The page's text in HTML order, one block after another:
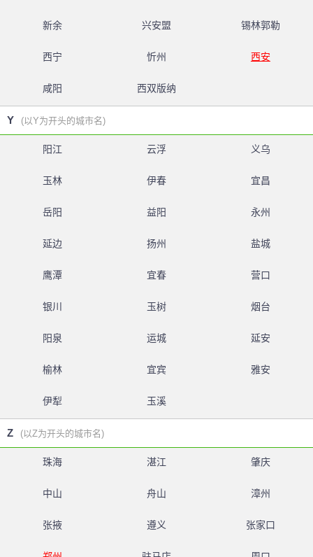
新余 兴安盟 锡林郭勒
西宁 忻州 西安
咸阳 西双版纳
Y (以Y为开头的城市名)
阳江 云浮 义乌
玉林 伊春 宜昌
岳阳 益阳 永州
延边 扬州 盐城
鹰潭 宜春 营口
银川 玉树 烟台
阳泉 运城 延安
榆林 宜宾 雅安
伊犁 玉溪
Z (以Z为开头的城市名)
珠海 湛江 肇庆
中山 舟山 漳州
张掖 遵义 张家口